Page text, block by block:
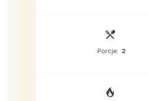
Porcje: 2